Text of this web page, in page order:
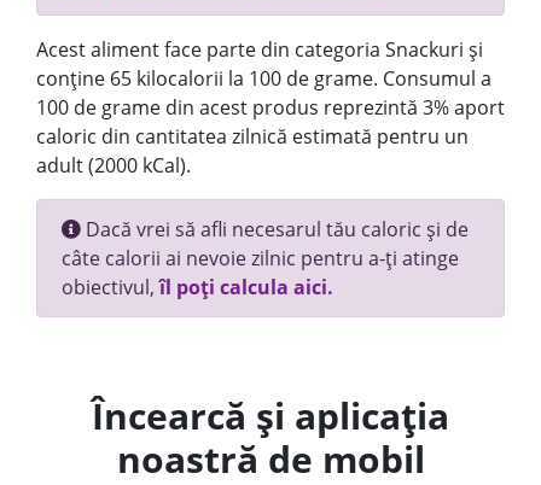
Acest aliment face parte din categoria Snackuri și
conține 65 kilocalorii la 100 de grame. Consumul a
100 de grame din acest produs reprezintă 3% aport
caloric din cantitatea zilnică estimată pentru un
adult (2000 kCal).
Dacă vrei să afli necesarul tău caloric și de
câte calorii ai nevoie zilnic pentru a-ți atinge
obiectivul,îl poți calcula aici.
Încearcă și aplicația
noastră de mobil